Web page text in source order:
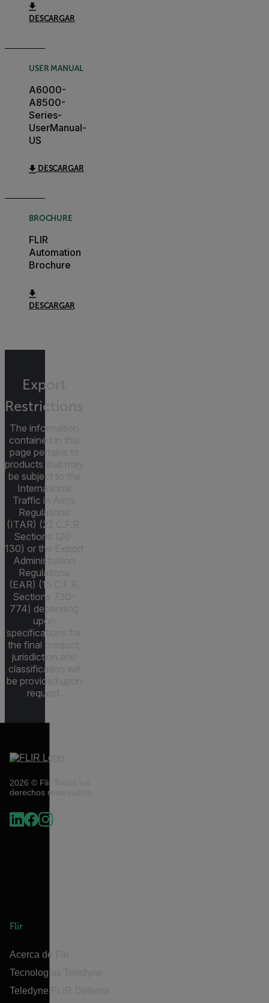
DESCARGAR
USER MANUAL
A6000-
A8500-
Series-
UserManual-
US
DESCARGAR
BROCHURE
FLIR
Automation
Brochure
DESCARGAR
Export
Restrictions
The information
contained in this
page pertains to
products that may
be subject to the
International
Traffic in Arms
Regulations
(ITAR) (22 C.F.R.
Sections 120-
130) or the Export
Administration
Regulations
(EAR) (15 C.F.R.
Sections 730-
774) depending
upon
specifications for
the final product;
jurisdiction and
classification will
be provided upon
request.
2026 © Flir Todos los
derechos reservados.
Flir
Acerca de Flir
Tecnologías Teledyne
Teledyne FLIR Defense